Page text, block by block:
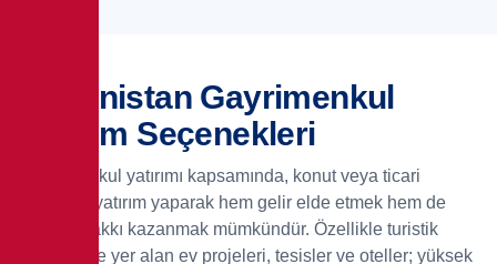
Yunanistan Gayrimenkul
Yatırım Seçenekleri
Gayrimenkul yatırımı kapsamında, konut veya ticari
mülklere yatırım yaparak hem gelir elde etmek hem de
oturum hakkı kazanmak mümkündür. Özellikle turistik
bölgelerde yer alan ev projeleri, tesisler ve oteller; yüksek